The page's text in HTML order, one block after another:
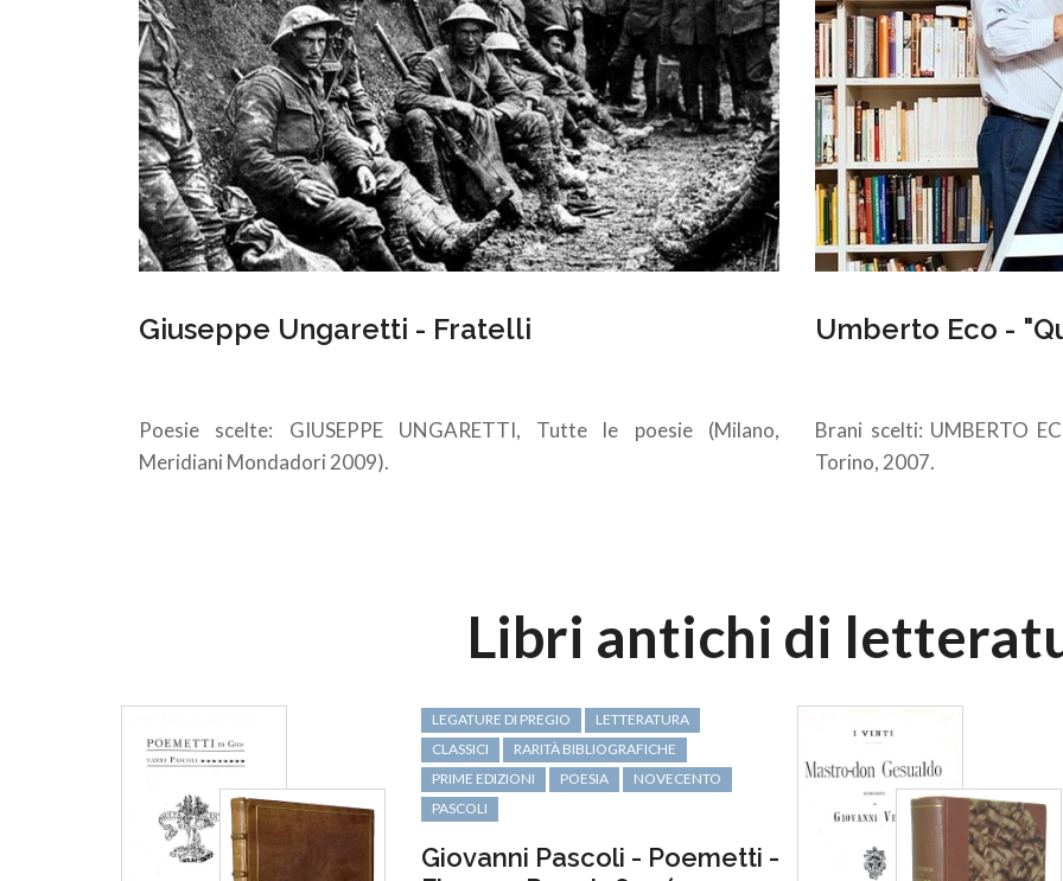
Giuseppe Ungaretti - Fratelli
Poesie scelte: GIUSEPPE UNGARETTI, Tutte le poesie (Milano,
Meridiani Mondadori 2009).
Umberto Eco -
Brani scelti: UMBERTO
Torino, 2007.
Libri antichi di
LEGATURE DI PREGIO
LETTERATURA
CLASSICI
RARITÀ BIBLIOGRAFICHE
PRIME EDIZIONI
POESIA
NOVECENTO
PASCOLI
Giovanni Pascoli - Poemetti -